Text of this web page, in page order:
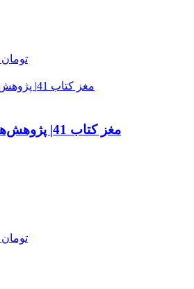
500,000 تومان
مغز کتاب 41| پژوهش‌های فلسفی | حضوری
500,000 تومان